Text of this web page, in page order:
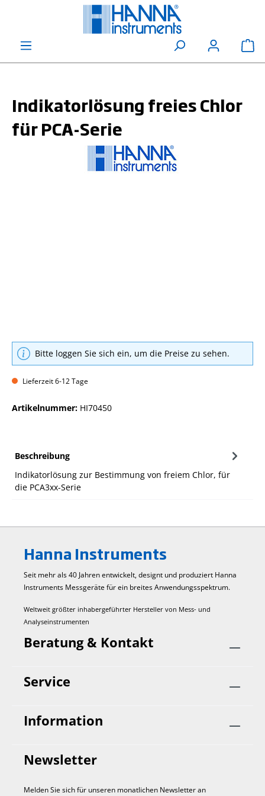
Indikatorlösung freies Chlor
für PCA-Serie
Bitte loggen Sie sich ein, um die Preise zu sehen.
Lieferzeit 6-12 Tage
Artikelnummer: HI70450
Beschreibung
Indikatorlösung zur Bestimmung von freiem Chlor, für
die PCA3xx-Serie
Hanna Instruments
Seit mehr als 40 Jahren entwickelt, designt und produziert Hanna
Instruments Mess­geräte für ein breites Anwendungs­spektrum.
Weltweit größter inhabergeführter Hersteller von Mess- und
Analyseinstrumenten
Beratung & Kontakt
Service
Information
Newsletter
Melden Sie sich für unseren monatlichen Newsletter an